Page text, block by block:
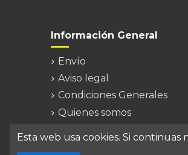
Información General
Envío
Aviso legal
Condiciones Generales
Quienes somos
Esta web usa cookies. Si